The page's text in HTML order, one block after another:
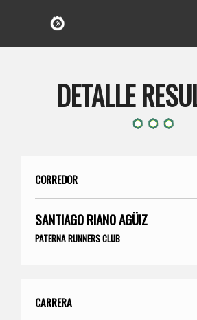
DETALLE
CORREDOR
SANTIAGO RIANO AGÜIZ
PATERNA RUNNERS CLUB
CARRERA